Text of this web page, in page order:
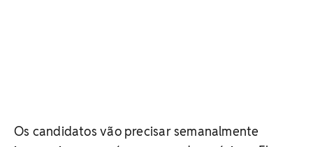
Os candidatos vão precisar semanalmente